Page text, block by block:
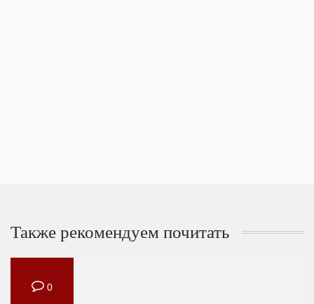
Также рекомендуем почитать
0